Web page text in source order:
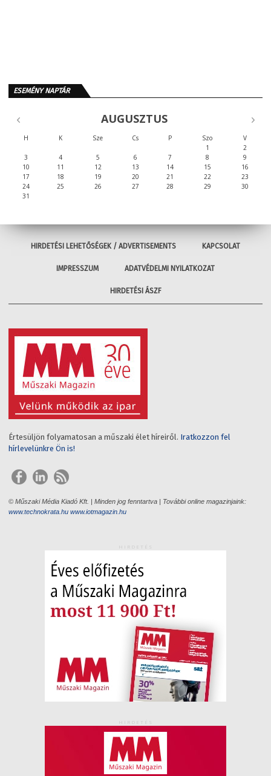
ESEMÉNY NAPTÁR
AUGUSZTUS
H K Sze Cs P Szo
V
1
2
3
4 5 6 7 8
9
10
11 12 13 14 15
16
17
18 19 20 21 22
23
24
25 26 27 28 29
30
31
HIRDETÉSI LEHETŐSÉGEK / ADVERTISEMENTS KAPCSOLAT
IMPRESSZUM ADATVÉDELMI NYILATKOZAT
HIRDETÉSI ÁSZF
Értesüljön folyamatosan a műszaki élet híreiről. Iratkozzon fel
hírlevelünkre Ön is!
© Műszaki Média Kiadó Kft. | Minden jog fenntartva | További online magazinjaink:
www.technokrata.hu www.iotmagazin.hu
HIRDETÉS
HIRDETÉS